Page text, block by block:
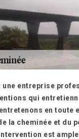
une entreprise
qui
en toute
la cheminée et du
est